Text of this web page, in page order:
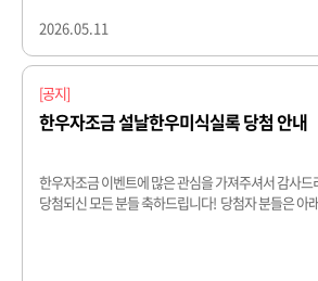
2026.05.11
[공지]
한우자조금 설날한우미식실록 당첨 안내
한우자조금 이벤트에 많은 관심을 가져주셔서 감사
당첨되신 모든 분들 축하드립니다! 당첨자 분들은 아